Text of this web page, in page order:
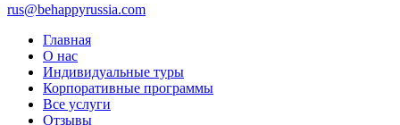
rus@behappyrussia.com
Главная
О нас
Индивидуальные туры
Корпоративные программы
Все услуги
Отзывы